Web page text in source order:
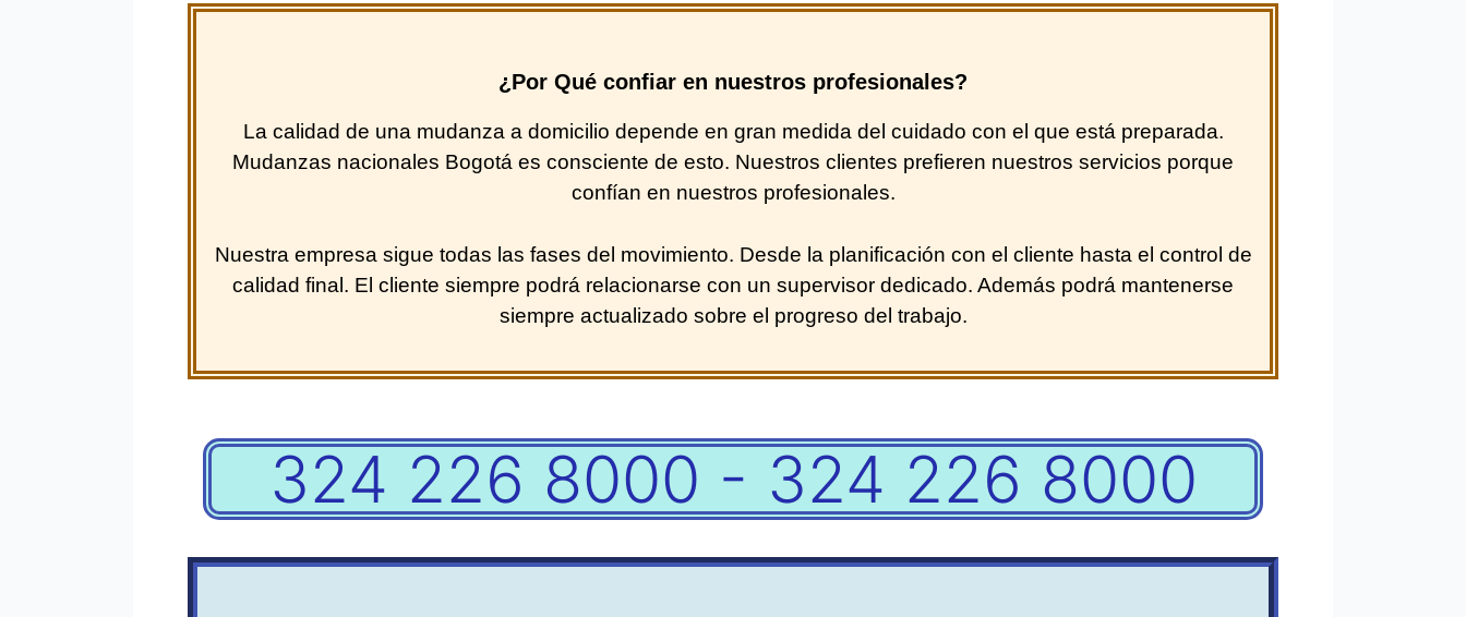
¿Por Qué confiar en nuestros profesionales?
La calidad de una mudanza a domicilio depende en gran medida del cuidado con el que está preparada.
Mudanzas nacionales Bogotá es consciente de esto. Nuestros clientes prefieren nuestros servicios porque
confían en nuestros profesionales.
Nuestra empresa sigue todas las fases del movimiento. Desde la planificación con el cliente hasta el control de
calidad final. El cliente siempre podrá relacionarse con un supervisor dedicado. Además podrá mantenerse
siempre actualizado sobre el progreso del trabajo.
324 226 8000 - 324 226 8000